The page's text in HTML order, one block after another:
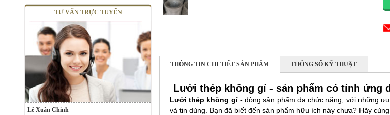
TƯ VẤN TRỰC TUYẾN
Lê Xuân Chinh
THÔNG TIN CHI TIẾT SẢN PHẨM THÔNG SỐ KỸ THUẬT
Lưới thép không gỉ - sản phẩm có tính ứng
Lưới thép không gỉ -dòng sản phẩm đa chức năng, với những
và tin dùng. Bạn đã biết đến sản phẩm hữu ích này chưa? Hãy